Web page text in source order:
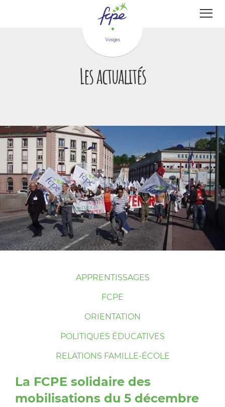
Vosges
Les actualités
APPRENTISSAGES
FCPE
ORIENTATION
POLITIQUES ÉDUCATIVES
RELATIONS FAMILLE-ÉCOLE
La FCPE solidaire des
mobilisations du 5 décembre
Panneau de gestion des cookies